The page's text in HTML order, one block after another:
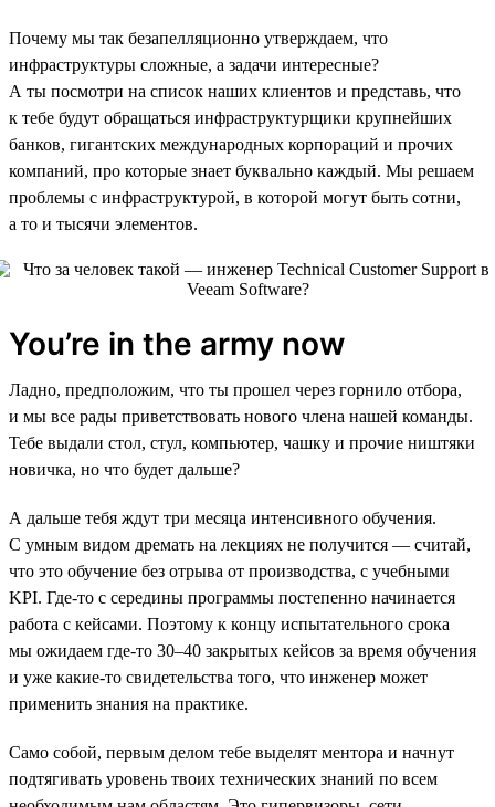
Почему мы так безапелляционно утверждаем, что
инфраструктуры сложные, а задачи интересные?
А ты посмотри на список наших клиентов и представь, что
к тебе будут обращаться инфраструктурщики крупнейших
банков, гигантских международных корпораций и прочих
компаний, про которые знает буквально каждый. Мы решаем
проблемы с инфраструктурой, в которой могут быть сотни,
а то и тысячи элементов.
You’re in the army now
Ладно, предположим, что ты прошел через горнило отбора,
и мы все рады приветствовать нового члена нашей команды.
Тебе выдали стол, стул, компьютер, чашку и прочие ништяки
новичка, но что будет дальше?
А дальше тебя ждут три месяца интенсивного обучения.
С умным видом дремать на лекциях не получится — считай,
что это обучение без отрыва от производства, с учебными
KPI. Где-то с середины программы постепенно начинается
работа с кейсами. Поэтому к концу испытательного срока
мы ожидаем где-то 30–40 закрытых кейсов за время обучения
и уже какие-то свидетельства того, что инженер может
применить знания на практике.
Само собой, первым делом тебе выделят ментора и начнут
подтягивать уровень твоих технических знаний по всем